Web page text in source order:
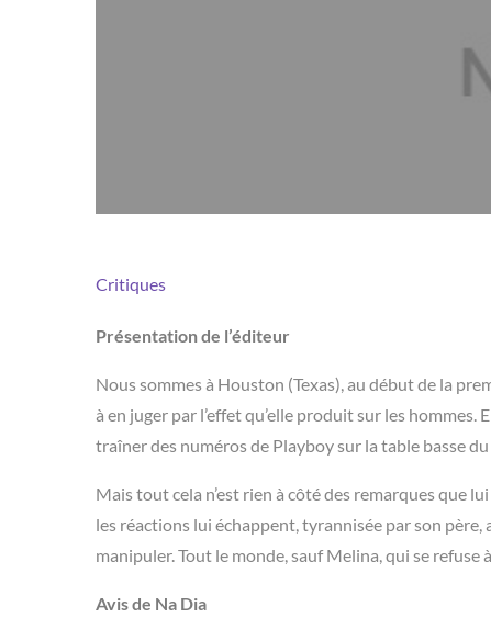
Critiques
Présentation de l’éditeur
Nous sommes à Houston (Texas), au début de la
à en juger par l’effet qu’elle produit sur les
traîner des numéros de Playboy sur la table basse
Mais tout cela n’est rien à côté des remarques que
les réactions lui échappent, tyrannisée par son père,
manipuler. Tout le monde, sauf Melina, qui se refuse
Avis de Na Dia